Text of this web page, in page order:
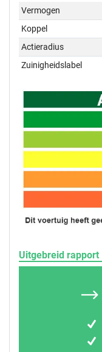
Vermogen
Koppel
Actieradius
Zuinigheidslabel
Uitgebreid rapport